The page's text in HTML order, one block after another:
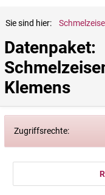
Sie sind hier:
Datenpaket:
Klemens
Zugriffsrechte: